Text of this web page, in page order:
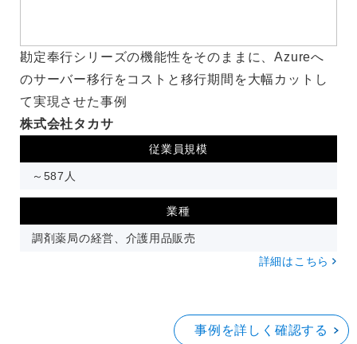
勘定奉行シリーズの機能性をそのままに、Azureへ
のサーバー移行をコストと移行期間を大幅カットし
て実現させた事例
株式会社タカサ
従業員規模
～587人
業種
調剤薬局の経営、介護用品販売
詳細はこちら
事例を詳しく確認する